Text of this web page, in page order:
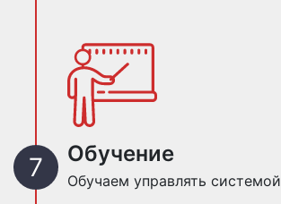
Обучение
Обучаем управлять системой